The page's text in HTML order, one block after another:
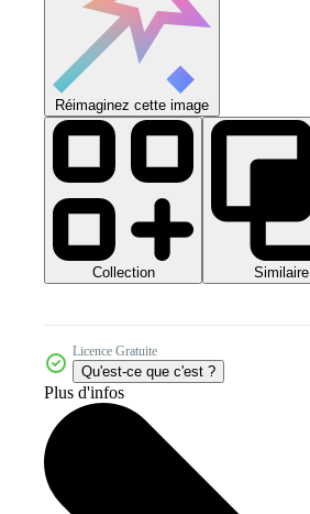
Réimaginez cette image
Collection Similaire
Licence Gratuite
Qu'est-ce que c'est ?
Plus d'infos